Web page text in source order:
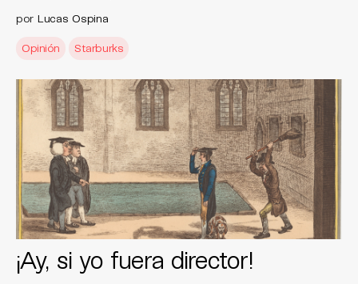
por Lucas Ospina
Opinión Starburks
¡Ay, si yo fuera director!